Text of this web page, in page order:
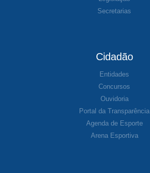
Secretarias
Cidadão
Entidades
Concursos
Ouvidoria
Portal da Transparência
Agenda de Esporte
Arena Esportiva